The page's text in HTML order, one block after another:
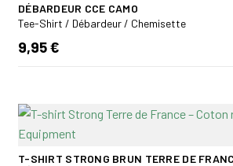
DÉBARDEUR CCE CAMO
Tee-Shirt / Débardeur / Chemisette
9,95 €
T-SHIRT STRONG BRUN TERRE DE